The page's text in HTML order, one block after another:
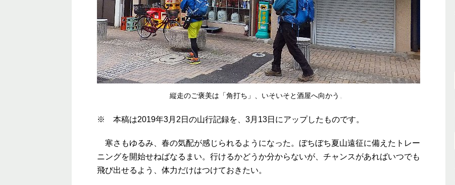
縦走のご褒美は「角打ち」、いそいそと酒屋へ向かう 。
※ 本稿は2019年3月2日の山行記録を、3月13日にアップしたものです。
寒さもゆるみ、春の気配が感じられるようになった。ぼちぼち夏山遠征に備えたトレー
ニングを開始せねばなるまい。行けるかどうか分からないが、チャンスがあればいつでも
飛び出せるよう、体力だけはつけておきたい。